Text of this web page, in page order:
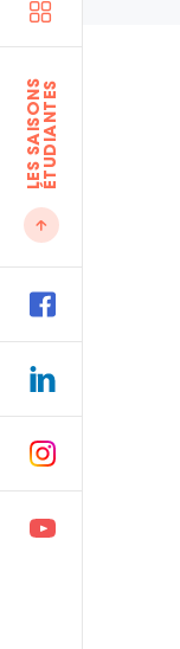
L
E
S
S
A
I
S
O
N
S
É
T
U
D
I
A
N
T
ES